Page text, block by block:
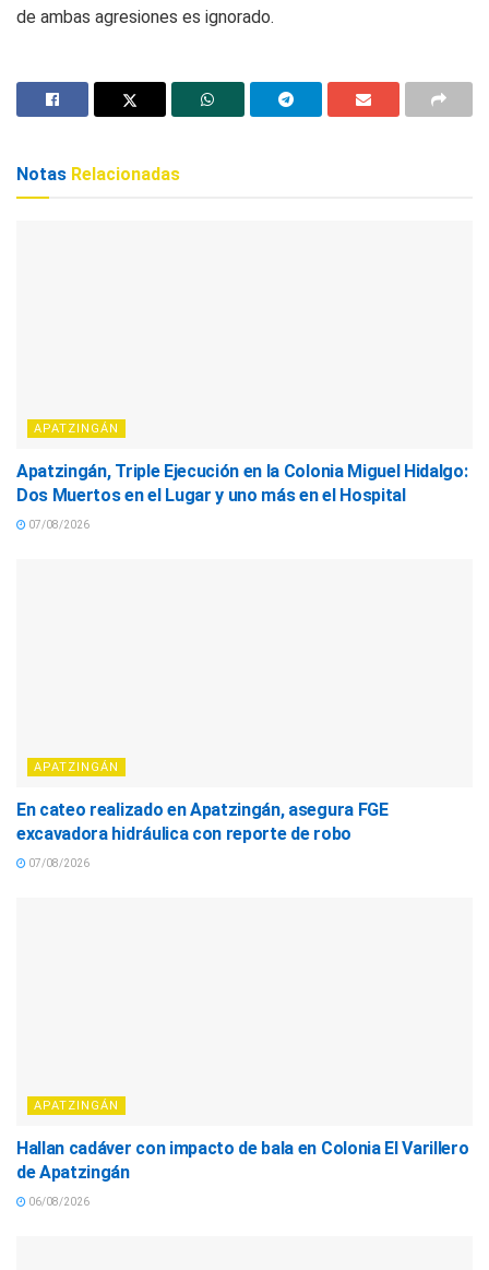
de ambas agresiones es ignorado.
Notas Relacionadas
APATZINGÁN
Apatzingán, Triple Ejecución en la Colonia Miguel Hidalgo:
Dos Muertos en el Lugar y uno más en el Hospital
07/08/2026
APATZINGÁN
En cateo realizado en Apatzingán, asegura FGE
excavadora hidráulica con reporte de robo
07/08/2026
APATZINGÁN
Hallan cadáver con impacto de bala en Colonia El Varillero
de Apatzingán
06/08/2026